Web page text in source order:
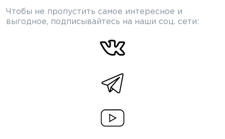
Чтобы не пропустить самое интересное и
выгодное, подписывайтесь на наши соц. сети: